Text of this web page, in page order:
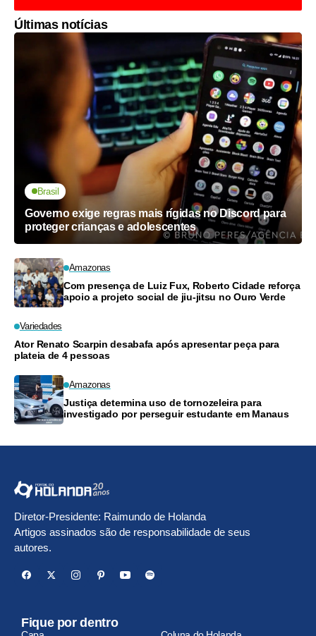
Últimas notícias
Brasil
Governo exige regras mais rígidas no Discord para
proteger crianças e adolescentes
Amazonas
Com presença de Luiz Fux, Roberto Cidade reforça
apoio a projeto social de jiu-jitsu no Ouro Verde
Variedades
Ator Renato Scarpin desabafa após apresentar peça para
plateia de 4 pessoas
Amazonas
Justiça determina uso de tornozeleira para
investigado por perseguir estudante em Manaus
Diretor-Presidente: Raimundo de Holanda
Artigos assinados são de responsabilidade de seus
autores.
Fique por dentro